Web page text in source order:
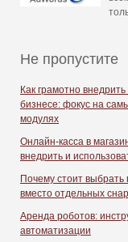
Не пропустите
Как грамотно
бизнесе: фокус на
модулях
Онлайн-касса в
внедрить и
Почему стоит выбрать
вместо отдельных
Аренда роботов:
автоматизации